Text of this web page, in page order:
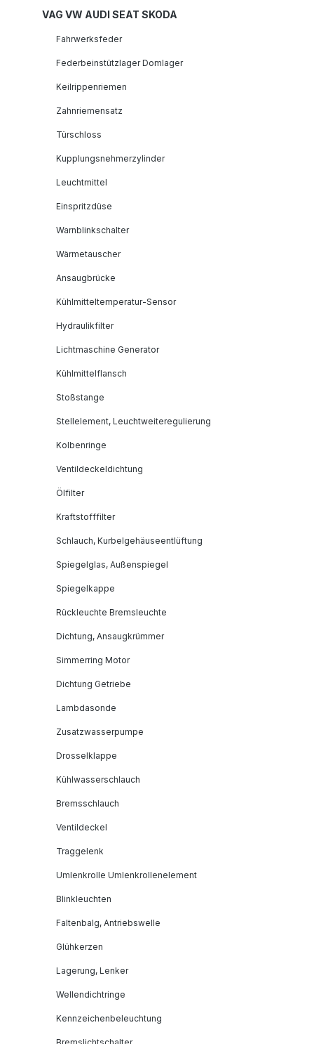
VAG VW AUDI SEAT SKODA
Fahrwerksfeder
Federbeinstützlager Domlager
Keilrippenriemen
Zahnriemensatz
Türschloss
Kupplungsnehmerzylinder
Leuchtmittel
Einspritzdüse
Warnblinkschalter
Wärmetauscher
Ansaugbrücke
Kühlmitteltemperatur-Sensor
Hydraulikfilter
Lichtmaschine Generator
Kühlmittelflansch
Stoßstange
Stellelement, Leuchtweiteregulierung
Kolbenringe
Ventildeckeldichtung
Ölfilter
Kraftstofffilter
Schlauch, Kurbelgehäuseentlüftung
Spiegelglas, Außenspiegel
Spiegelkappe
Rückleuchte Bremsleuchte
Dichtung, Ansaugkrümmer
Simmerring Motor
Dichtung Getriebe
Lambdasonde
Zusatzwasserpumpe
Drosselklappe
Kühlwasserschlauch
Bremsschlauch
Ventildeckel
Traggelenk
Umlenkrolle Umlenkrollenelement
Blinkleuchten
Faltenbalg, Antriebswelle
Glühkerzen
Lagerung, Lenker
Wellendichtringe
Kennzeichenbeleuchtung